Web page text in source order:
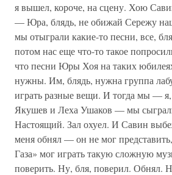
я вышел, короче, на сцену. Хою
— Юра, блядь, не обижай Сережу
мы отыграли какие-то песни, все,
потом нас еще что-то такое
что песни Юры Хоя на таких
нужны. Им, блядь, нужна группа
играть разные вещи. И тогда мы —
Якушев и Леха Ушаков — мы
Настоящий. Зал охуел. И Савин
меня обнял — он не мог
Газа» мог играть такую сложную
поверить. Ну, бля, поверил. Обнял.